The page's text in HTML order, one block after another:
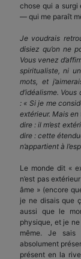
chose qui a surgi
— qui me paraît
Je voudrais
disiez qu’on ne
Vous venez
spiritualiste, ni
mots, et
d’idéalisme.
: « Si je me
extérieur. Mais
dire : il m’est
dire : cette
n’appartient à
Le monde dit «
n’est pas
âme » (encore
je ne disais que
aussi que le
physique, et je
même. Je sais
absolument
présent en la